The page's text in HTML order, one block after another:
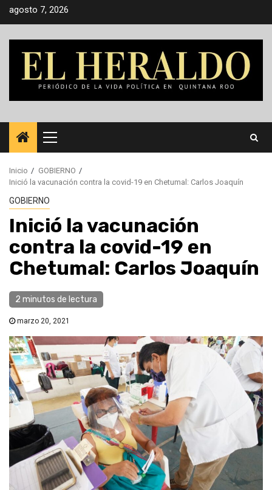
Saltar
agosto 7, 2026
Menú
principal
Inicio
GOBIERNO
Inició la vacunación contra la covid-19 en Chetumal: Carlos Joaquín
GOBIERNO
Inició la vacunación
contra la covid-19 en
Chetumal: Carlos Joaquín
2 minutos de lectura
marzo 20, 2021